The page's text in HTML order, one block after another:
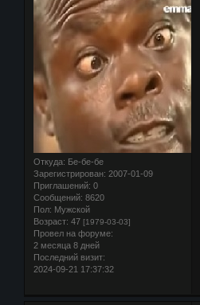
Откуда: Бе-бе-бе
Зарегистрирован: 2007-01-09
Приглашений: 0
Сообщений: 8620
Пол: Мужской
Возраст: 47 [1979-03-03]
Провел на форуме:
2 месяца 8 дней
Последний визит:
2024-09-21 17:37:32